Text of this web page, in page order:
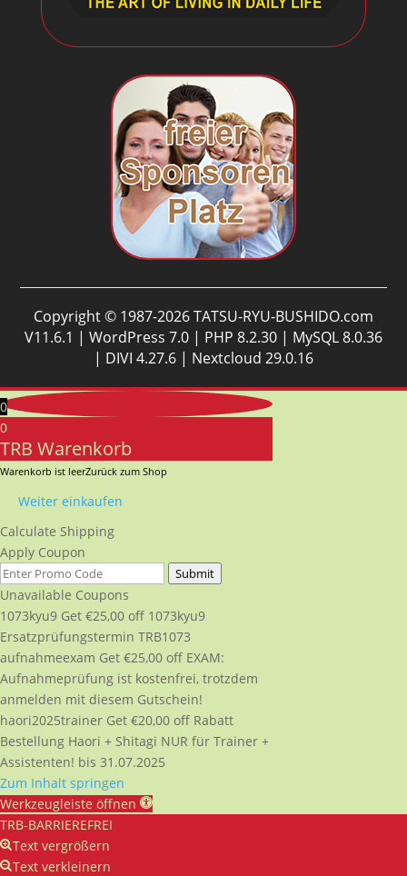
Copyright © 1987-2026 TATSU-RYU-BUSHIDO.com
V11.6.1 | WordPress 7.0 | PHP 8.2.30 | MySQL 8.0.36
| DIVI 4.27.6 | Nextcloud 29.0.16
0
0
TRB Warenkorb
Warenkorb ist leerZurück zum Shop
Weiter einkaufen
Calculate Shipping
Apply Coupon
Submit
Unavailable Coupons
1073kyu9 Get €25,00 off 1073kyu9
Ersatzprüfungstermin TRB1073
aufnahmeexam Get €25,00 off EXAM:
Aufnahmeprüfung ist kostenfrei, trotzdem
anmelden mit diesem Gutschein!
haori2025trainer Get €20,00 off Rabatt
Bestellung Haori + Shitagi NUR für Trainer +
Assistenten! bis 31.07.2025
Zum Inhalt springen
Werkzeugleiste öffnen
TRB-BARRIEREFREI
Text vergrößern
Text verkleinern